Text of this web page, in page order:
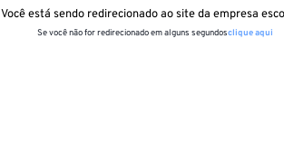
Você está sendo redirecionado ao site da empresa
Se você não for redirecionado em alguns segundosclique aqui